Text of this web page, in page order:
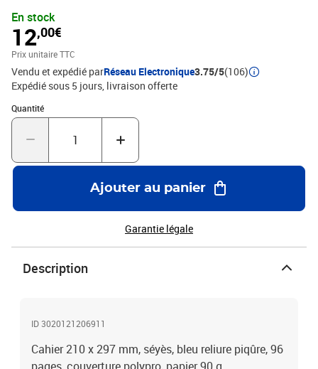
En stock
12,00€
Prix unitaire TTC
Vendu et expédié parRéseau Electronique3.75/5(106)
Expédié sous 5 jours livraison offerte
Quantité
Quantité : 1
Ajouter au panier
Garantie légale
Description
ID 3020121206911
Cahier 210 x 297 mm, séyès, bleu reliure piqûre, 96